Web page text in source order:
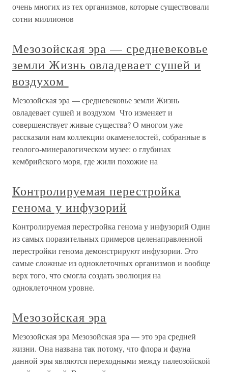
очень многих из тех организмов, которые существовали
сотни миллионов
Мезозойская эра — средневековье
земли Жизнь овладевает сушей и
воздухом
Мезозойская эра — средневековье земли Жизнь
овладевает сушей и воздухом Что изменяет и
совершенствует живые существа? О многом уже
рассказали нам коллекции окаменелостей, собранные в
геолого-минералогическом музее: о глубинах
кембрийского моря, где жили похожие на
Контролируемая перестройка
генома у инфузорий
Контролируемая перестройка генома у инфузорий Один
из самых поразительных примеров целенаправленной
перестройки генома демонстрируют инфузории. Это
самые сложные из одноклеточных организмов и вообще
верх того, что смогла создать эволюция на
одноклеточном уровне.
Мезозойская эра
Мезозойская эра Мезозойская эра — это эра средней
жизни. Она названа так потому, что флора и фауна
данной эры являются переходными между палеозойской